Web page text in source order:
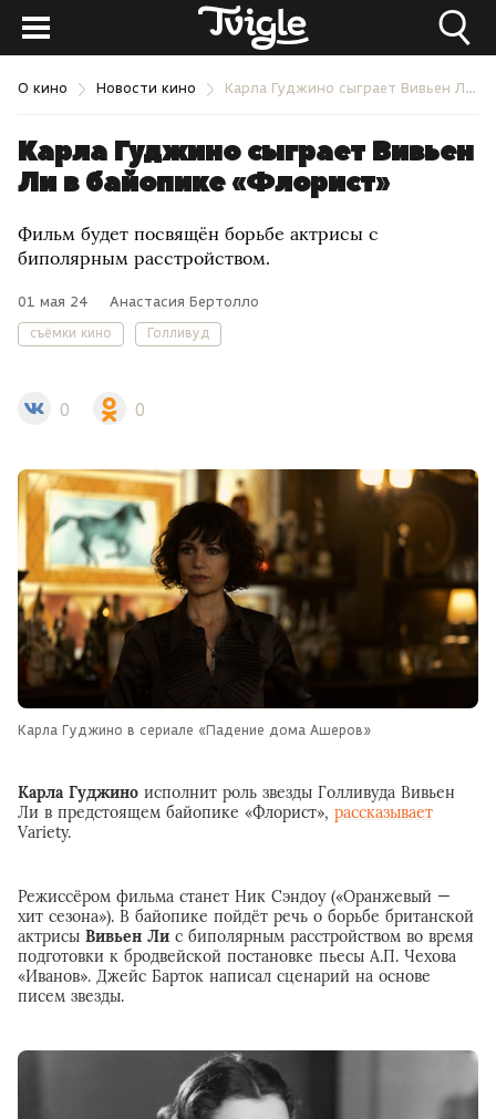
О кино Новости кино Карла Гуджино сыграет Вивьен Ли в байопике «Флорист»
Карла Гуджино сыграет Вивьен
Ли в байопике «Флорист»
Фильм будет посвящён борьбе актрисы с
биполярным расстройством.
01 мая 24 Анастасия Бертолло
съёмки кино Голливуд
0 0
Карла Гуджино в сериале «Падение дома Ашеров»
Карла Гуджино исполнит роль звезды Голливуда Вивьен
Ли в предстоящем байопике «Флорист», рассказывает
Variety.
Режиссёром фильма станет Ник Сэндоу («Оранжевый —
хит сезона»). В байопике пойдёт речь о борьбе британской
актрисы Вивьен Ли с биполярным расстройством во время
подготовки к бродвейской постановке пьесы А.П. Чехова
«Иванов». Джейс Барток написал сценарий на основе
писем звезды.